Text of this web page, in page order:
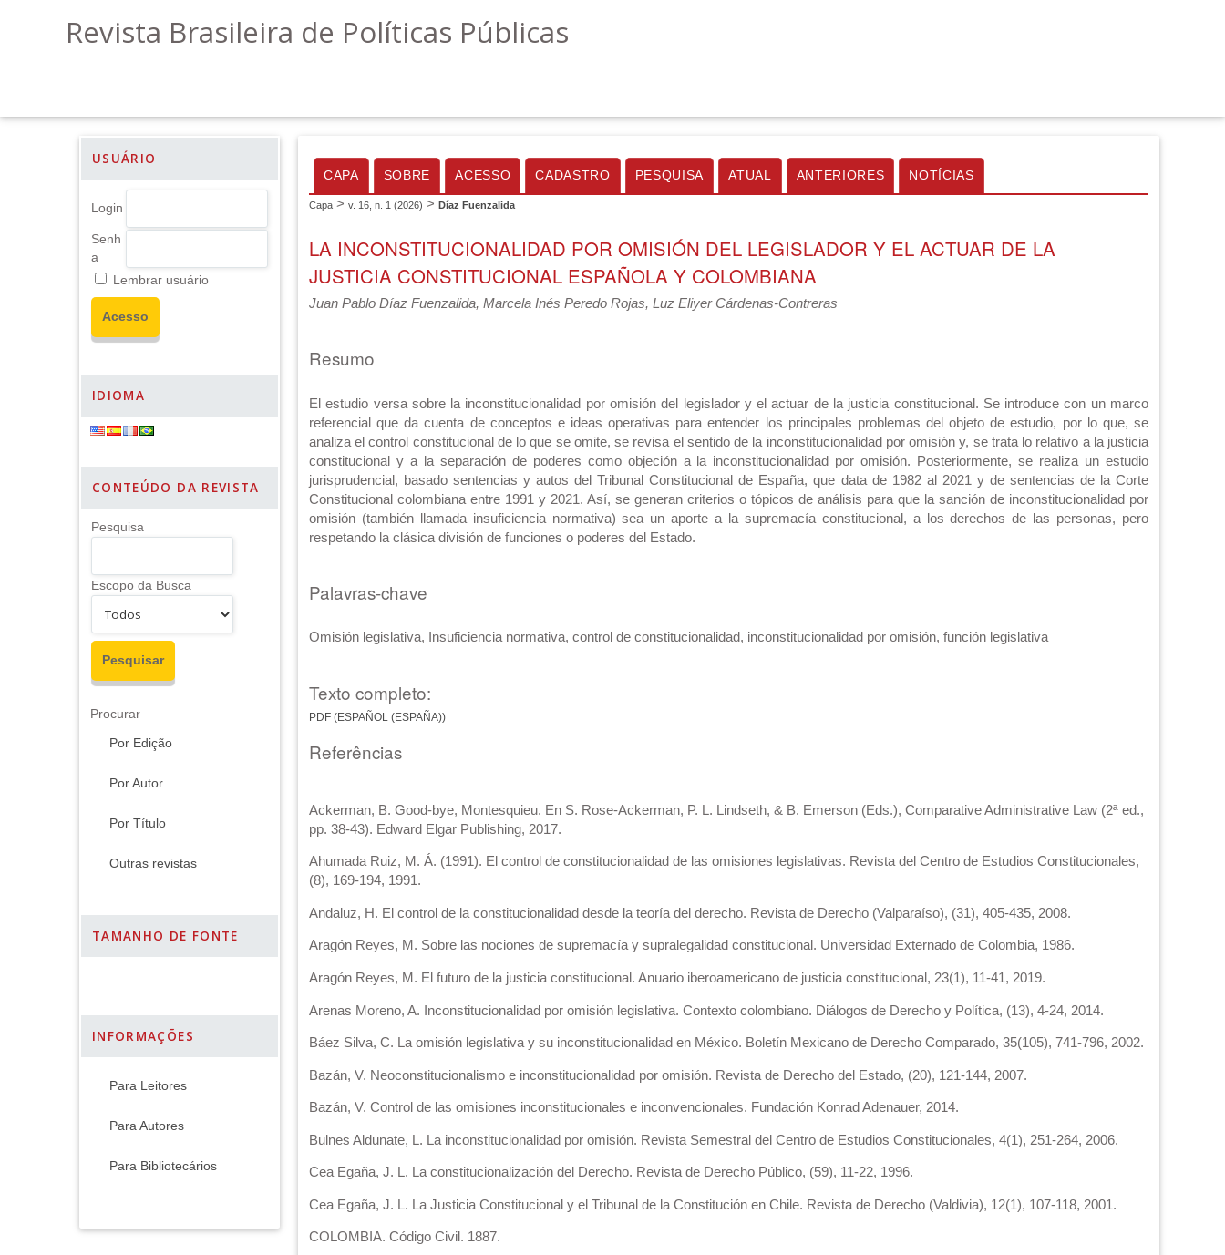
Revista Brasileira de Políticas Públicas
USUÁRIO
Login
Senh
a
Lembrar usuário
IDIOMA
CONTEÚDO DA REVISTA
Pesquisa
Escopo da Busca
Procurar
Por Edição
Por Autor
Por Título
Outras revistas
TAMANHO DE FONTE
INFORMAÇÕES
Para Leitores
Para Autores
Para Bibliotecários
CAPA SOBRE ACESSO CADASTRO PESQUISA ATUAL ANTERIORES NOTÍCIAS
Capa > v. 16, n. 1 (2026) > Díaz Fuenzalida
LA INCONSTITUCIONALIDAD POR OMISIÓN DEL LEGISLADOR Y EL ACTUAR DE LA
JUSTICIA CONSTITUCIONAL ESPAÑOLA Y COLOMBIANA
Juan Pablo Díaz Fuenzalida, Marcela Inés Peredo Rojas, Luz Eliyer Cárdenas-Contreras
Resumo
El estudio versa sobre la inconstitucionalidad por omisión del legislador y el actuar de la justicia constitucional. Se introduce con un marco
referencial que da cuenta de conceptos e ideas operativas para entender los principales problemas del objeto de estudio, por lo que, se
analiza el control constitucional de lo que se omite, se revisa el sentido de la inconstitucionalidad por omisión y, se trata lo relativo a la justicia
constitucional y a la separación de poderes como objeción a la inconstitucionalidad por omisión. Posteriormente, se realiza un estudio
jurisprudencial, basado sentencias y autos del Tribunal Constitucional de España, que data de 1982 al 2021 y de sentencias de la Corte
Constitucional colombiana entre 1991 y 2021. Así, se generan criterios o tópicos de análisis para que la sanción de inconstitucionalidad por
omisión (también llamada insuficiencia normativa) sea un aporte a la supremacía constitucional, a los derechos de las personas, pero
respetando la clásica división de funciones o poderes del Estado.
Palavras-chave
Omisión legislativa, Insuficiencia normativa, control de constitucionalidad, inconstitucionalidad por omisión, función legislativa
Texto completo:
PDF (ESPAÑOL (ESPAÑA))
Referências
Ackerman, B. Good-bye, Montesquieu. En S. Rose-Ackerman, P. L. Lindseth, & B. Emerson (Eds.), Comparative Administrative Law (2ª ed.,
pp. 38-43). Edward Elgar Publishing, 2017.
Ahumada Ruiz, M. Á. (1991). El control de constitucionalidad de las omisiones legislativas. Revista del Centro de Estudios Constitucionales,
(8), 169-194, 1991.
Andaluz, H. El control de la constitucionalidad desde la teoría del derecho. Revista de Derecho (Valparaíso), (31), 405-435, 2008.
Aragón Reyes, M. Sobre las nociones de supremacía y supralegalidad constitucional. Universidad Externado de Colombia, 1986.
Aragón Reyes, M. El futuro de la justicia constitucional. Anuario iberoamericano de justicia constitucional, 23(1), 11-41, 2019.
Arenas Moreno, A. Inconstitucionalidad por omisión legislativa. Contexto colombiano. Diálogos de Derecho y Política, (13), 4-24, 2014.
Báez Silva, C. La omisión legislativa y su inconstitucionalidad en México. Boletín Mexicano de Derecho Comparado, 35(105), 741-796, 2002.
Bazán, V. Neoconstitucionalismo e inconstitucionalidad por omisión. Revista de Derecho del Estado, (20), 121-144, 2007.
Bazán, V. Control de las omisiones inconstitucionales e inconvencionales. Fundación Konrad Adenauer, 2014.
Bulnes Aldunate, L. La inconstitucionalidad por omisión. Revista Semestral del Centro de Estudios Constitucionales, 4(1), 251-264, 2006.
Cea Egaña, J. L. La constitucionalización del Derecho. Revista de Derecho Público, (59), 11-22, 1996.
Cea Egaña, J. L. La Justicia Constitucional y el Tribunal de la Constitución en Chile. Revista de Derecho (Valdivia), 12(1), 107-118, 2001.
COLOMBIA. Código Civil. 1887.